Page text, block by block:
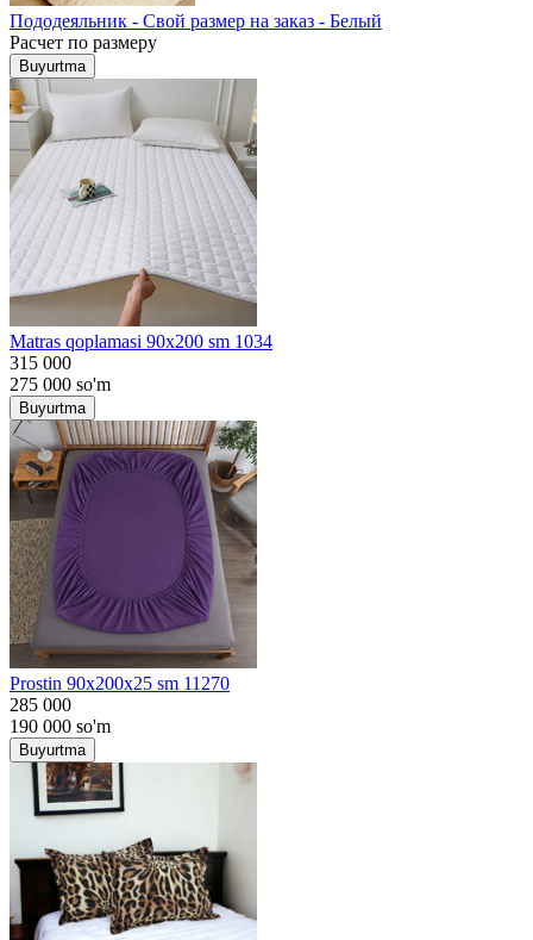
Пододеяльник - Свой размер на заказ - Белый
Расчет по размеру
Buyurtma
Matras qoplamasi 90x200 sm 1034
315 000
275 000 so'm
Buyurtma
Prostin 90x200x25 sm 11270
285 000
190 000 so'm
Buyurtma